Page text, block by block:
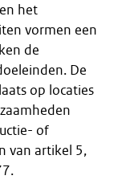
het
vormen een
de
De
op locaties
of
van artikel 5,